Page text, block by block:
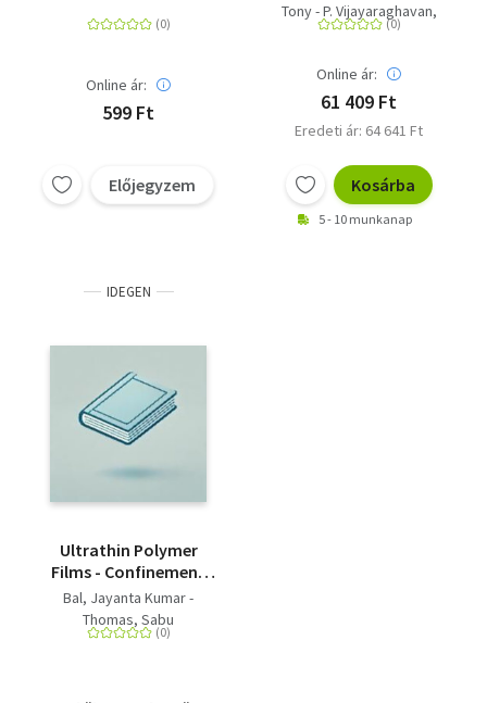
Online ár:
599 Ft
Előjegyzem
Tony - P. Vijayaraghavan,
Athira
Online ár:
61 409 Ft
Eredeti ár: 64 641 Ft
Kosárba
5 - 10 munkanap
IDEGEN
Ultrathin Polymer
Films - Confinement
Effects and Structural
Properties
Bal, Jayanta Kumar -
Thomas, Sabu